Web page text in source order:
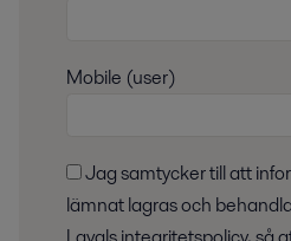
Mobile (user)
lämnat lagras och